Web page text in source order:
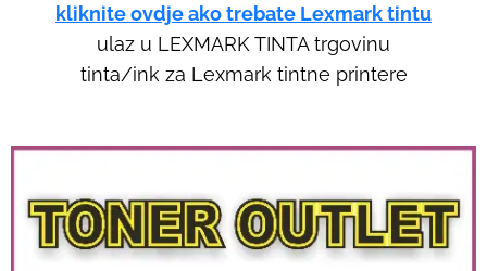
e
kliknite ovdje ako trebate Lexmark tintu
ulaz u LEXMARK TINTA trgovinu
tinta/ink za Lexmark tintne printere